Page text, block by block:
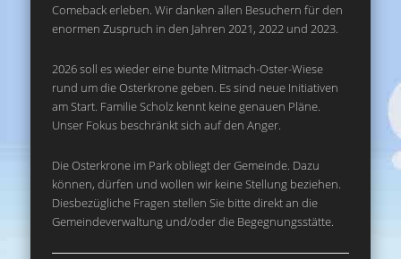
Comeback erleben. Wir danken allen Besuchern für den
enormen Zuspruch in den Jahren 2021, 2022 und 2023.
2026 soll es wieder eine bunte Mitmach-Oster-Wiese
rund um die Osterkrone geben. Es sind neue Initiativen
am Start. Familie Scholz kennt keine genauen Pläne.
Unser Fokus beschränkt sich auf den Anger.
Die Osterkrone im Park obliegt der Gemeinde. Dazu
können, dürfen und wollen wir keine Stellung beziehen.
Diesbezügliche Fragen stellen Sie bitte direkt an die
Gemeindeverwaltung und/oder die Begegnungsstätte.